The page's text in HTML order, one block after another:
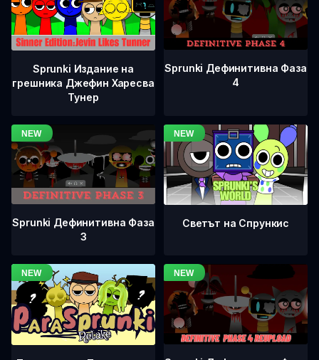
Sprunki Издание на
грешника Джефин Харесва
Тунер
Sprunki Дефинитивна Фаза
4
Sprunki Дефинитивна Фаза
3
Светът на Спрункис